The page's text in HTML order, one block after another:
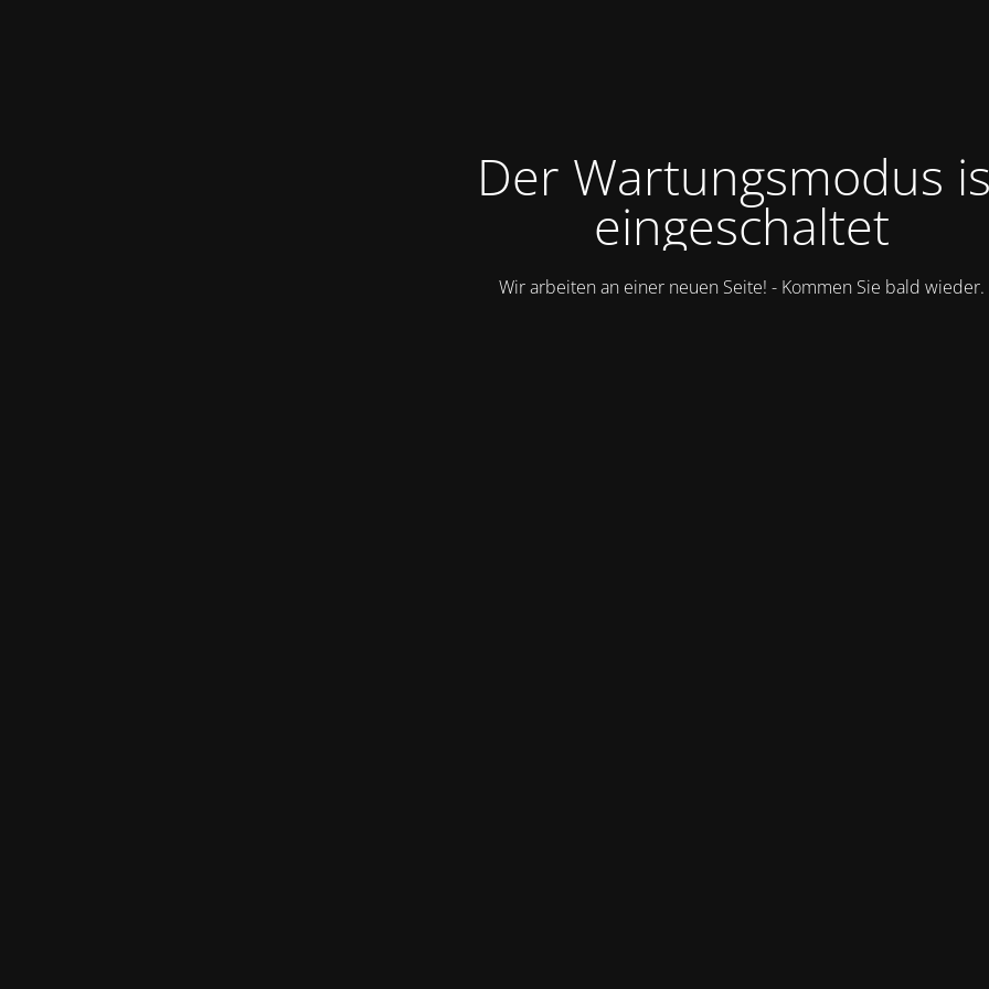
Der Wartungsmodus
eingeschaltet
Wir arbeiten an einer neuen Seite! - Kommen Sie bald wieder.